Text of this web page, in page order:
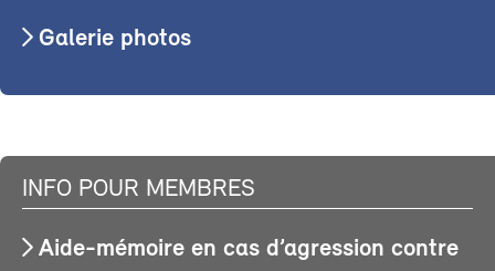
Galerie photos
INFO POUR MEMBRES
Aide-mémoire en cas d’agression contre